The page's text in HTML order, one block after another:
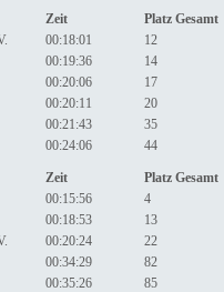
Zeit
Platz Gesamt
00:18:01
12
00:19:36
14
00:20:06
17
00:20:11
20
00:21:43
35
00:24:06 44
Zeit
Platz Gesamt
00:15:56
4
00:18:53
13
00:20:24
22
00:34:29
82
00:35:26
85